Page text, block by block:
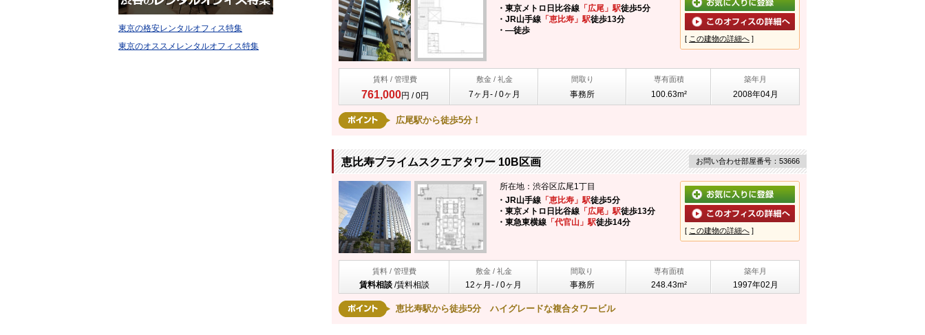
・東京メトロ日比谷線 「広尾」駅徒歩5分
・JR山手線 「恵比寿」駅徒歩13分
・―徒歩
[ この建物の詳細へ ]
賃料 / 管理費 敷金 / 礼金 間取り 専有面積 築年月
761,000円 / 0円 7ヶ月- / 0ヶ月 事務所 100.63m² 2008年04月
広尾駅から徒歩5分！
恵比寿プライムスクエアタワー 10B区画 お問い合わせ部屋番号：53666
所在地：渋谷区広尾1丁目
・JR山手線 「恵比寿」駅徒歩5分
・東京メトロ日比谷線 「広尾」駅徒歩13分
・東急東横線 「代官山」駅徒歩14分
[ この建物の詳細へ ]
賃料 / 管理費 敷金 / 礼金 間取り 専有面積 築年月
賃料相談 /賃料相談 12ヶ月- / 0ヶ月 事務所 248.43m² 1997年02月
恵比寿駅から徒歩5分 ハイグレードな複合タワービル
東京の格安レンタルオフィス特集
東京のオススメレンタルオフィス特集